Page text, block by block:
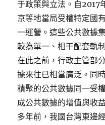
于政策與立法。自2017
京等地當局受權特定國
一運營。這些公共數據
較為單一、相干配套軌
在此之前，行政主管部
據來往已相當廣泛。同
積聚的公共數據同一受
成公共數據的增值與收
多年前，我國台灣東邊